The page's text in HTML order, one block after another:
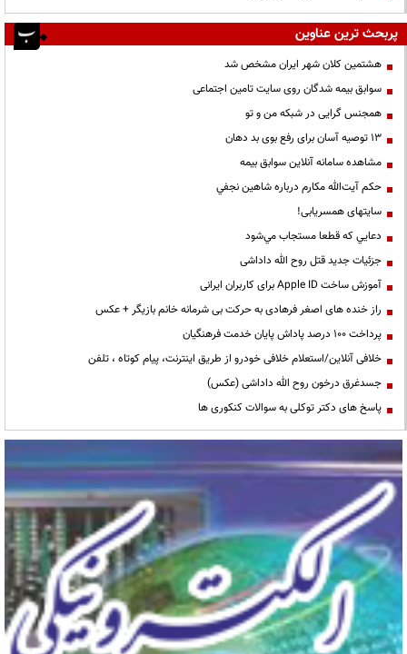
پربحث ترین عناوین
هشتمین کلان شهر ایران مشخص شد
سوابق بیمه شدگان روی سایت تامین اجتماعی
همجنس گرایی در شبکه من و تو
13 توصیه آسان برای رفع بوی بد دهان
مشاهده سامانه آنلاين سوابق بیمه
حكم آيت‌الله مكارم درباره شاهين نجفي
سایتهای همسریابی!
دعايي كه قطعا مستجاب مي‌شود
جزئیات جدید قتل روح الله داداشی
آموزش ساخت Apple ID برای کاربران ایرانی
راز خنده های اصغر فرهادی به حرکت بی شرمانه خانم بازیگر + عکس
پرداخت ۱۰۰ درصد پاداش پایان خدمت فرهنگیان
خلافی آنلاین/استعلام خلافی خودرو از طریق اینترنت، پیام کوتاه ، تلفن
جسدغرق درخون روح الله داداشی (عکس)
پاسخ های دکتر توکلی به سوالات کنکوری ها